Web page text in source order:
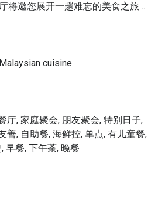
将邀您展开一趟难忘的美食之旅。
芳与现场烹饪台的滋滋声响，主厨
盛的自助飨宴。在 PJ 的中心地
地的马来、中华与印度佳肴，以及
各国美馔和西式经典料理。
悠闲长聚，这里的独特魅力都将让
饪台，您可以亲眼看着主厨们大展
爹到新鲜现烤的海鲜，将您的餐点
选择本身就是一场感官盛宴，让您
验，既捕捉了马来西亚市集的热闹
的精致服务。
cuisine
厅, 家庭聚会, 朋友聚会, 特别日子,
善, 自助餐, 海鲜控, 单点, 有儿童餐,
早餐, 下午茶, 晚餐